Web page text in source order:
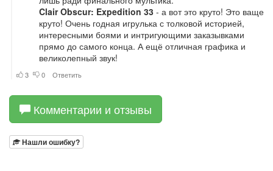
Комментарии и отзывы
Нашли ошибку?